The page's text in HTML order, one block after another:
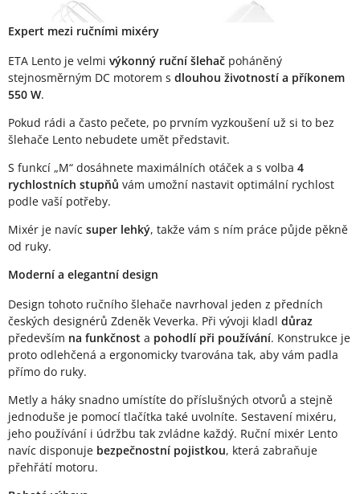
Expert mezi ručními mixéry
ETA Lento je velmi výkonný ruční šlehač poháněný
stejnosměrným DC motorem s dlouhou životností a příkonem
550 W.
Pokud rádi a často pečete, po prvním vyzkoušení už si to bez
šlehače Lento nebudete umět představit.
S funkcí „M“ dosáhnete maximálních otáček a s volba 4
rychlostních stupňů vám umožní nastavit optimální rychlost
podle vaší potřeby.
Mixér je navíc super lehký, takže vám s ním práce půjde pěkně
od ruky.
Moderní a elegantní design
Design tohoto ručního šlehače navrhoval jeden z předních
českých designérů Zdeněk Veverka. Při vývoji kladl důraz
především na funkčnost a pohodlí při používání. Konstrukce je
proto odlehčená a ergonomicky tvarována tak, aby vám padla
přímo do ruky.
Metly a háky snadno umístíte do příslušných otvorů a stejně
jednoduše je pomocí tlačítka také uvolníte. Sestavení mixéru,
jeho používání i údržbu tak zvládne každý. Ruční mixér Lento
navíc disponuje bezpečnostní pojistkou, která zabraňuje
přehřátí motoru.